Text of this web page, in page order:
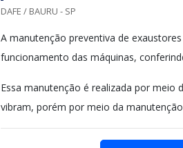
DAFE / BAURU - SP
A manutenção preventiva de
funcionamento das máquinas,
Essa manutenção é realizada por meio
vibram, porém por meio da